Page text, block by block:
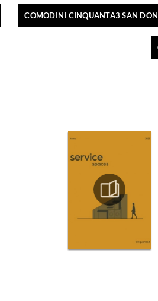
COMODINI CINQUANTA3 SAN